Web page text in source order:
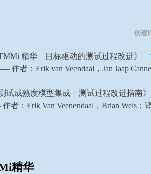
创建
TMMi 精华 – 目标驱动的测试过程改进》
作者：Erik van Veendaal，Jan Jaap
测试成熟度模型集成 – 测试过程改进指南》
者：Erik Van Veenendaal，Brian Wels
精华